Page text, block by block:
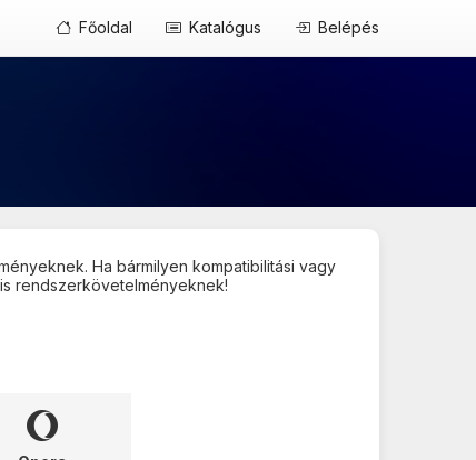
Főoldal Katalógus Belépés
Ha bármilyen kompatibilitási vagy
rendszerkövetelményeknek!